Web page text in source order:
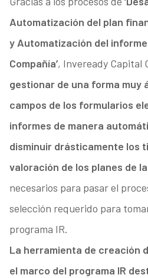
Automatización del plan
y Automatización del
Compañía’, Inveready Capital
gestionar de una forma muy
campos de los formularios
informes de manera
disminuir drásticamente los
valoración de los planes de
necesarios para pasar el
selección requerido para
programa IR.
La herramienta de creación
el marco del programa IR